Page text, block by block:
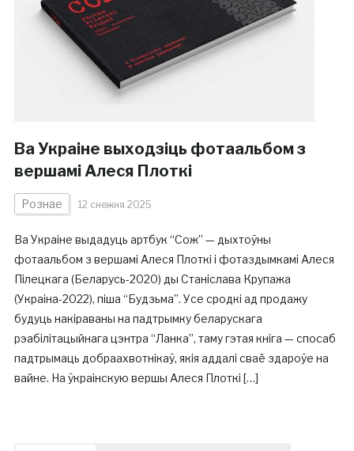
Ва Украіне выходзіць фотаальбом з
вершамі Алеся Плоткі
Рознае 12 снежня 2025
Ва Украіне выдадуць артбук “Сож” — дыхтоўны
фотаальбом з вершамі Алеся Плоткі і фотаздымкамі Алеся
Пілецкага (Беларусь-2020) ды Станіслава Крупажа
(Украіна-2022), піша “Будзьма”. Усе сродкі ад продажу
будуць накіраваны на падтрымку беларускага
рэабілітацыйнага цэнтра “Ланка”, таму гэтая кніга — спосаб
падтрымаць добраахвотнікаў, якія аддалі сваё здароўе на
вайне. На ўкраінскую вершы Алеся Плоткі […]